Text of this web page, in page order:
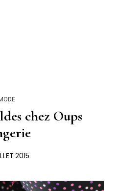
chez Oups
2015